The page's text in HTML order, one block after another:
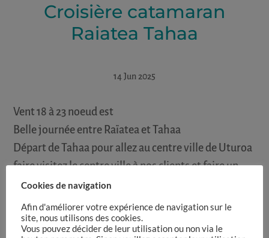
Croisière catamaran
Raiatea Tahaa
14 Jun 2025
Vent 18 à 23 noeud est
Belle journée entre Raïatea et Tahaa
Départ de Tahaa pour allez au centre ville de Uturoa
faire visitez le centre ville à nos clients et faire un
apoint course
Puis départ pour la baiebde faaroa avec visites de la
baie et du jardin botanique
Cookies de navigation
Afin d'améliorer votre expérience de navigation sur le
site, nous utilisons des cookies.
Vous pouvez décider de leur utilisation ou non via le